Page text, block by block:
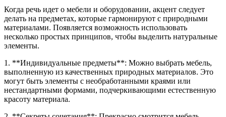
Когда речь идет о мебели и оборудовании, акцент следует
делать на предметах, которые гармонируют с природными
материалами. Появляется возможность использовать
несколько простых принципов, чтобы выделить натуральные
элементы.
1. **Индивидуальные предметы**: Можно выбрать мебель,
выполненную из качественных природных материалов. Это
могут быть элементы с необработанными краями или
нестандартными формами, подчеркивающими естественную
красоту материала.